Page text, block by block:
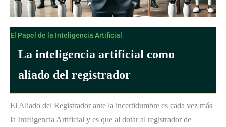
El Papel de la Inteligencia Artificial
La inteligencia artificial como
aliado del registrador
El Aliado del Registrador ante la incertidumbre es cada vez más
la Inteligencia Artificial y es que al dotar al registrador de